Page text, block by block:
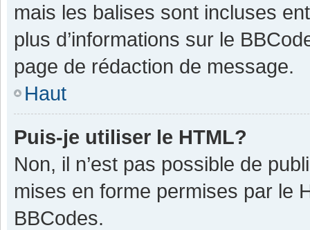
mais les balises sont incluses
plus d’informations sur le
page de rédaction de message.
Haut
Puis-je utiliser le HTML?
Non, il n’est pas possible de
mises en forme permises par le
BBCodes.